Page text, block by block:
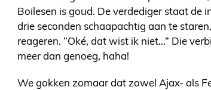
Boilesen is goud. De verdediger staat de
drie seconden schaapachtig aan te
reageren. “Oké, dat wist ik niet…” Die
meer dan genoeg, haha!
We gokken zomaar dat zowel Ajax- als